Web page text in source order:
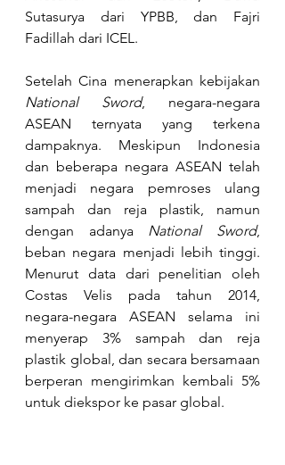
Sutasurya dari YPBB, dan Fajri
Fadillah dari ICEL.
National Sword, negara-negara
ASEAN ternyata yang terkena
dampaknya. Meskipun Indonesia
dan beberapa negara ASEAN telah
menjadi negara pemroses ulang
sampah dan reja plastik, namun
dengan adanya National Sword,
beban negara menjadi lebih tinggi.
Menurut data dari penelitian oleh
Costas Velis pada tahun 2014,
negara-negara ASEAN selama ini
menyerap 3% sampah dan reja
plastik global, dan secara bersamaan
berperan mengirimkan kembali 5%
untuk diekspor ke pasar global.